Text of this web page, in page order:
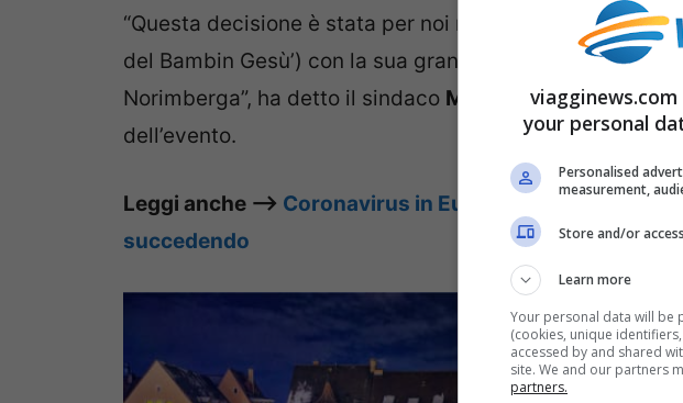
“Questa decisione è stata per noi molto difficile, il ‘
del Bambin Gesù’) con la sua grande tradizione
Norimberga”, ha detto il sindaco Marcus König,
dell’evento.
Leggi anche –> Coronavirus in Europa: lockdown e
succedendo
your personal
Personalised
measurement,
Store and/or
Learn more
Your personal data will be
(cookies, unique
accessed by and shared
site. We and our partners
partners.